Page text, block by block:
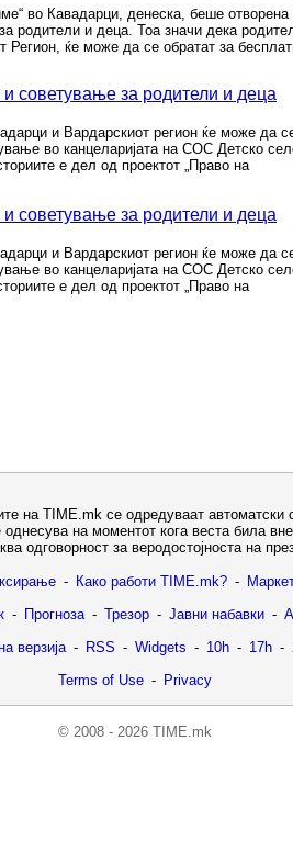
во Кавадарци, денеска, беше отворена
родители и деца. Тоа значи дека
ќе може да се обратат за
советување за родители и деца
и Вардарскиот регион ќе може да
во канцеларијата на СОС Детско
е дел од проектот „Право на
советување за родители и деца
и Вардарскиот регион ќе може да
во канцеларијата на СОС Детско
е дел од проектот „Право на
на TIME.mk се одредуваат автоматски
на моментот кога веста била
одговорност за веродостојноста на
- Како работи TIME.mk? -
- Прогноза - Трезор - Јавни набавки -
верзија - RSS - Widgets - 10h - 17h -
Terms of Use - Privacy
© 2008 - 2026 TIME.mk